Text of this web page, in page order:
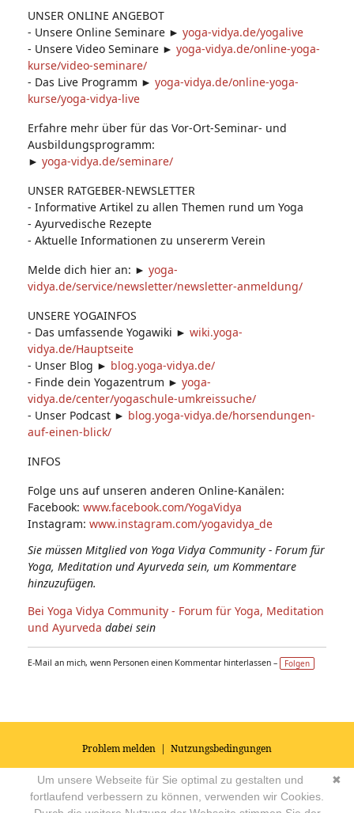
UNSER ONLINE ANGEBOT
- Unsere Online Seminare ► yoga-vidya.de/yogalive
- Unsere Video Seminare ► yoga-vidya.de/online-yoga-
kurse/video-seminare/
- Das Live Programm ► yoga-vidya.de/online-yoga-
kurse/yoga-vidya-live
Erfahre mehr über für das Vor-Ort-Seminar- und
Ausbildungsprogramm:
► yoga-vidya.de/seminare/
UNSER RATGEBER-NEWSLETTER
- Informative Artikel zu allen Themen rund um Yoga
- Ayurvedische Rezepte
- Aktuelle Informationen zu unsererm Verein
Melde dich hier an: ► yoga-
vidya.de/service/newsletter/newsletter-anmeldung/
UNSERE YOGAINFOS
- Das umfassende Yogawiki ► wiki.yoga-
vidya.de/Hauptseite
- Unser Blog ► blog.yoga-vidya.de/
- Finde dein Yogazentrum ► yoga-
vidya.de/center/yogaschule-umkreissuche/
- Unser Podcast ► blog.yoga-vidya.de/horsendungen-
auf-einen-blick/
INFOS
Folge uns auf unseren anderen Online-Kanälen:
Facebook: www.facebook.com/YogaVidya
Instagram: www.instagram.com/yogavidya_de
Sie müssen Mitglied von Yoga Vidya Community - Forum für
Yoga, Meditation und Ayurveda sein, um Kommentare
hinzuzufügen.
Bei Yoga Vidya Community - Forum für Yoga, Meditation
und Ayurveda dabei sein
E-Mail an mich, wenn Personen einen Kommentar hinterlassen – Folgen
Problem melden | Nutzungsbedingungen
© 2026Impressum|Datenschutz|AGB's| Yoga Vidya Community -
Forum für Yoga, Meditation und Ayurveda Powered by
✖
Um unsere Webseite für Sie optimal zu gestalten und
fortlaufend verbessern zu können, verwenden wir Cookies.